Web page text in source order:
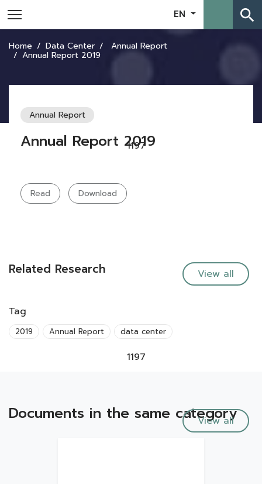
EN search
Home Data Center Annual Report
Annual Report 2019
Annual Report
1197
Annual Report 2019
Read Download
Related Research View all
Tag
2019 Annual Report data center
1197
Documents in the same category
View all